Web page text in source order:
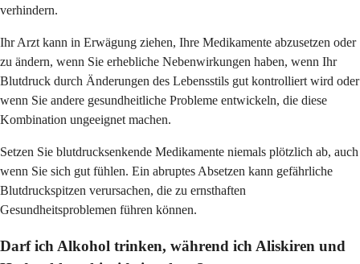
verhindern.
Ihr Arzt kann in Erwägung ziehen, Ihre Medikamente abzusetzen oder
zu ändern, wenn Sie erhebliche Nebenwirkungen haben, wenn Ihr
Blutdruck durch Änderungen des Lebensstils gut kontrolliert wird oder
wenn Sie andere gesundheitliche Probleme entwickeln, die diese
Kombination ungeeignet machen.
Setzen Sie blutdrucksenkende Medikamente niemals plötzlich ab, auch
wenn Sie sich gut fühlen. Ein abruptes Absetzen kann gefährliche
Blutdruckspitzen verursachen, die zu ernsthaften
Gesundheitsproblemen führen können.
Darf ich Alkohol trinken, während ich Aliskiren und